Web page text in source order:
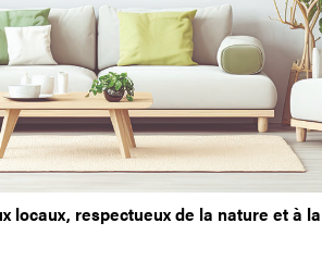
locaux, respectueux de la nature et à